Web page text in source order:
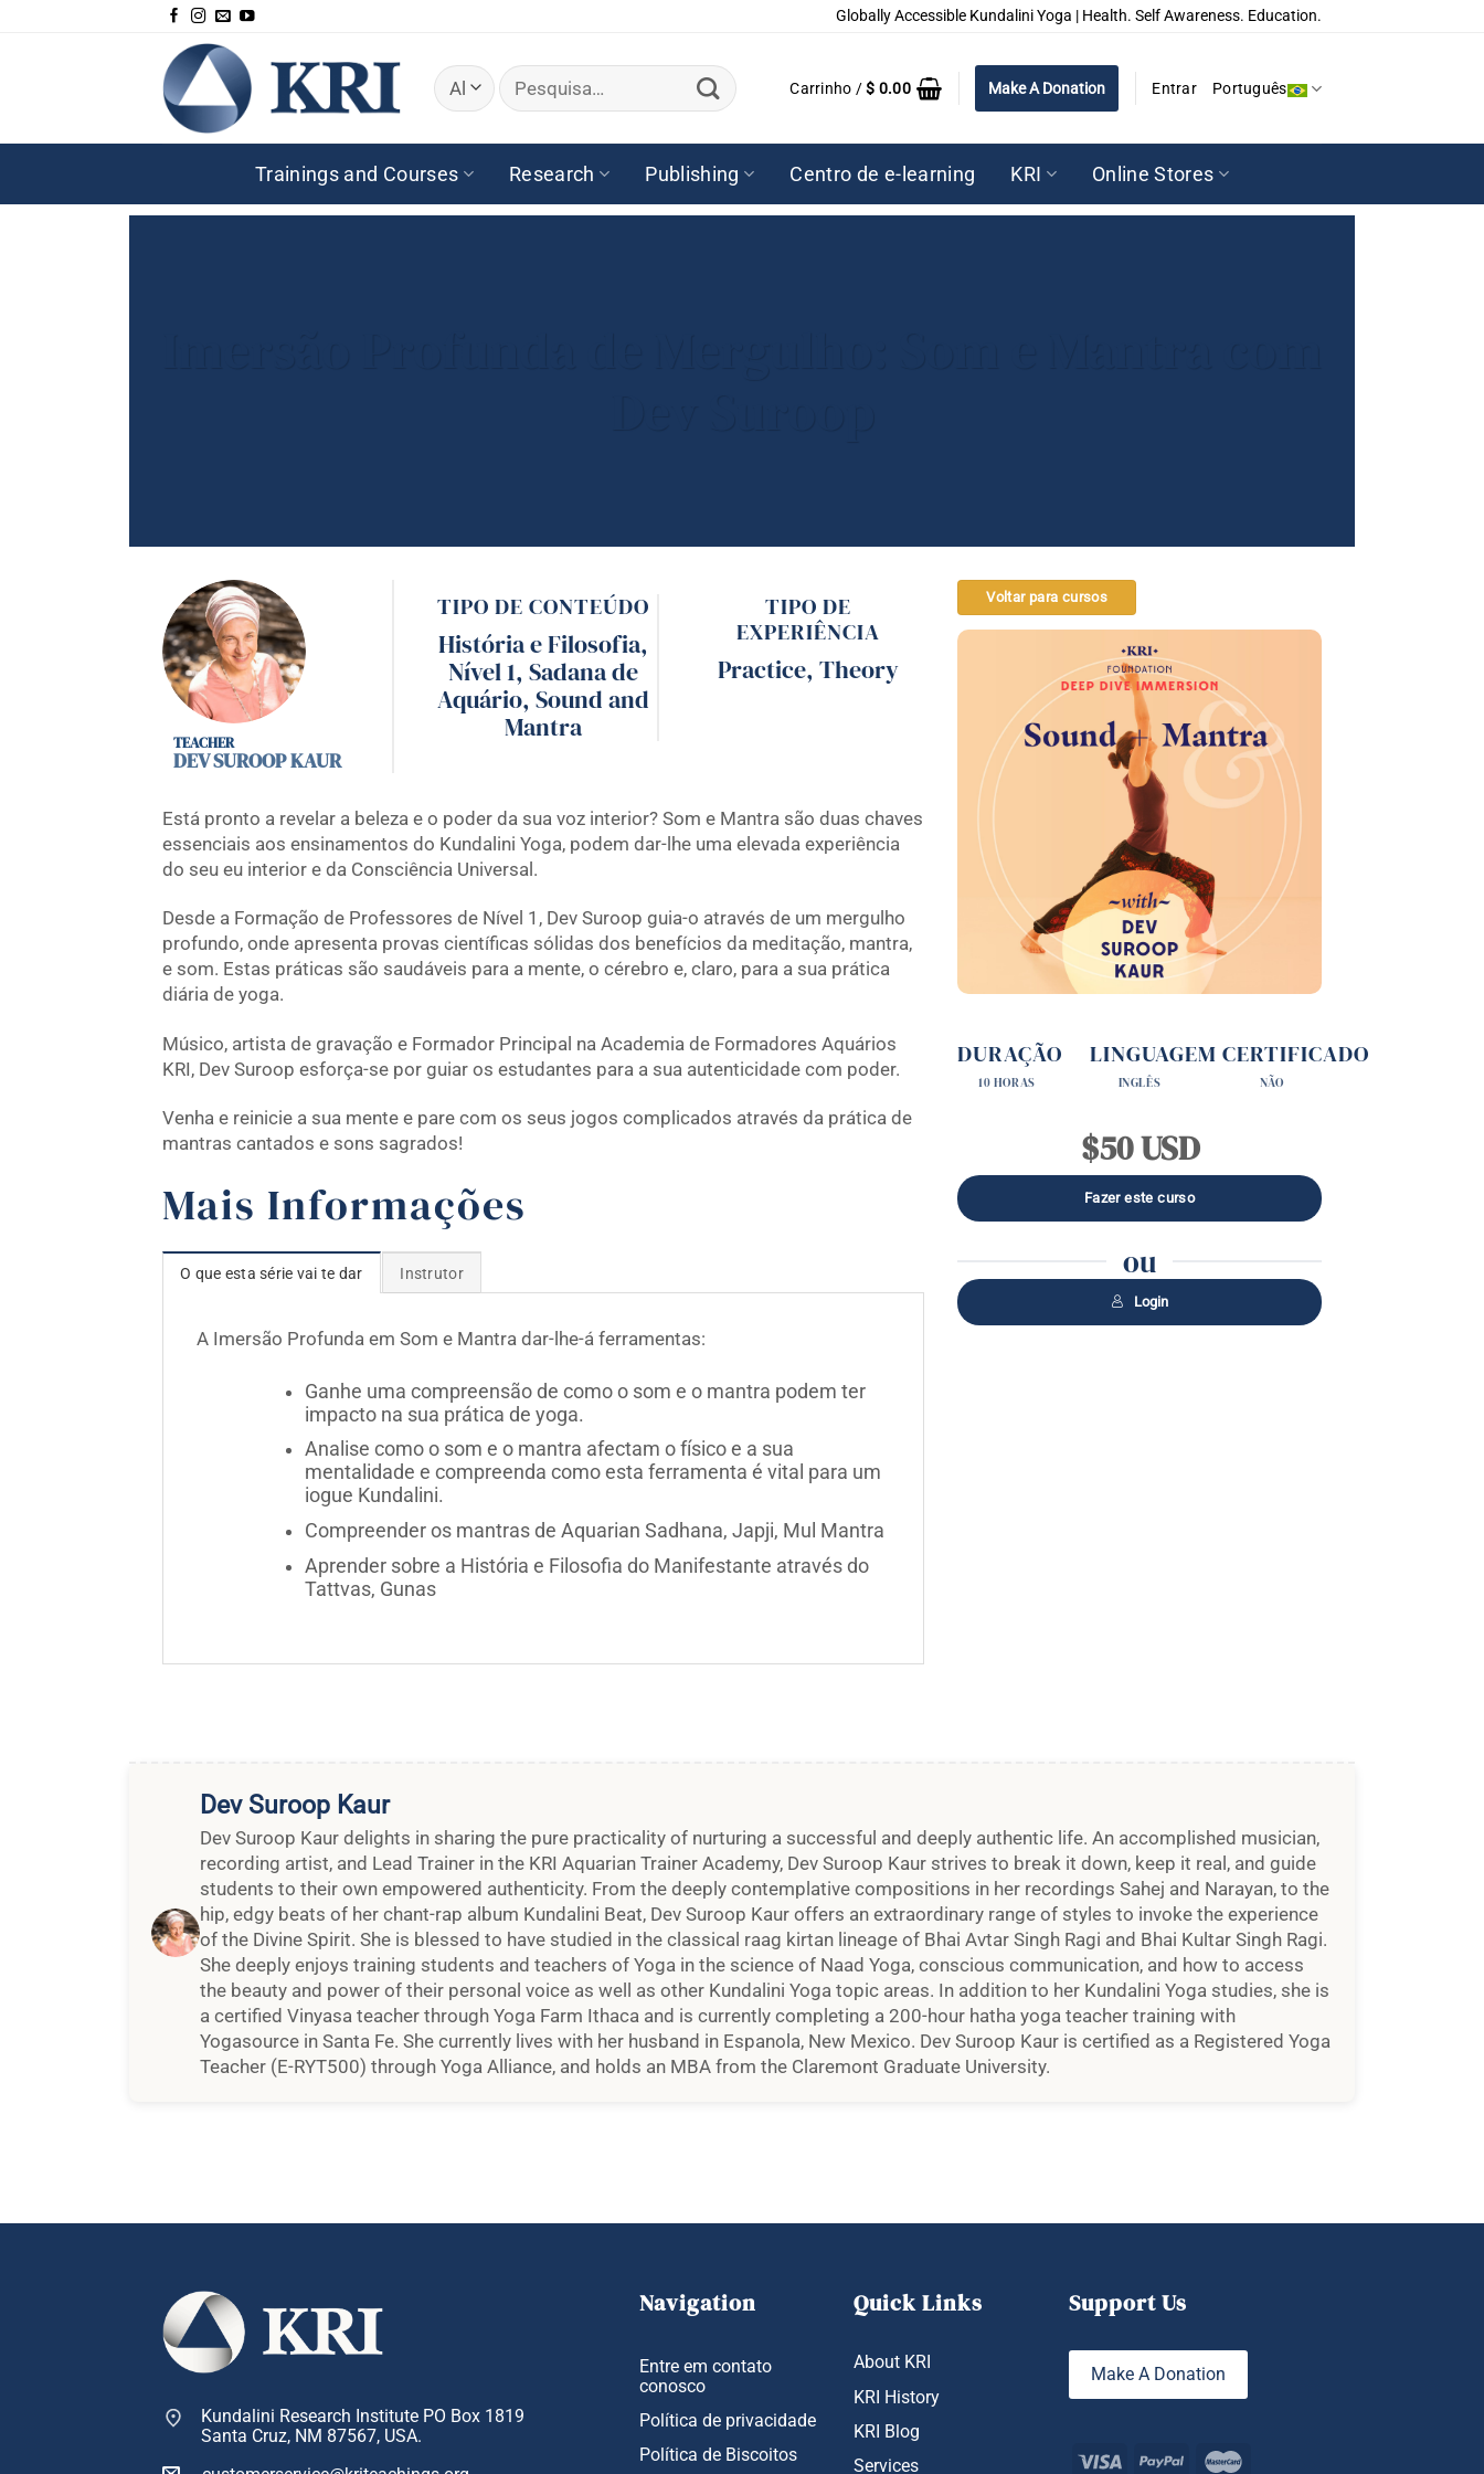
Globally Accessible Kundalini Yoga | Health. Self Awareness. Education.
Pesquisar
por:
Carrinho /$ 0.00 Make A Donation Entrar Português
Trainings and Courses Research Publishing Centro de e-learning KRI Online Stores
DEV SUROOP KAUR
TIPO DE CONTEÚDO
História e Filosofia,
Nível 1, Sadana de
Aquário, Sound and
Mantra
TIPO DE
EXPERIÊNCIA
Practice, Theory
Está pronto a revelar a beleza e o poder da sua voz interior? Som e Mantra são duas chaves
essenciais aos ensinamentos do Kundalini Yoga, podem dar-lhe uma elevada experiência
do seu eu interior e da Consciência Universal.
Desde a Formação de Professores de Nível 1, Dev Suroop guia-o através de um mergulho
profundo, onde apresenta provas científicas sólidas dos benefícios da meditação, mantra,
e som. Estas práticas são saudáveis para a mente, o cérebro e, claro, para a sua prática
diária de yoga.
Músico, artista de gravação e Formador Principal na Academia de Formadores Aquários
KRI, Dev Suroop esforça-se por guiar os estudantes para a sua autenticidade com poder.
Venha e reinicie a sua mente e pare com os seus jogos complicados através da prática de
mantras cantados e sons sagrados!
Mais Informações
O que esta série vai te dar Instrutor
A Imersão Profunda em Som e Mantra dar-lhe-á ferramentas:
Ganhe uma compreensão de como o som e o mantra podem ter
impacto na sua prática de yoga.
Analise como o som e o mantra afectam o físico e a sua
mentalidade e compreenda como esta ferramenta é vital para um
iogue Kundalini.
Compreender os mantras de Aquarian Sadhana, Japji, Mul Mantra
Aprender sobre a História e Filosofia do Manifestante através do
Tattvas, Gunas
Voltar para cursos
DURAÇÃO
10 HORAS
LINGUAGEM
INGLÊS
CERTIFICADO
NÃO
$50 USD
ou
Login
Dev Suroop Kaur
Dev Suroop Kaur delights in sharing the pure practicality of nurturing a successful and deeply authentic life. An accomplished musician,
recording artist, and Lead Trainer in the KRI Aquarian Trainer Academy, Dev Suroop Kaur strives to break it down, keep it real, and guide
students to their own empowered authenticity. From the deeply contemplative compositions in her recordings Sahej and Narayan, to the
hip, edgy beats of her chant-rap album Kundalini Beat, Dev Suroop Kaur offers an extraordinary range of styles to invoke the experience
of the Divine Spirit. She is blessed to have studied in the classical raag kirtan lineage of Bhai Avtar Singh Ragi and Bhai Kultar Singh Ragi.
She deeply enjoys training students and teachers of Yoga in the science of Naad Yoga, conscious communication, and how to access
the beauty and power of their personal voice as well as other Kundalini Yoga topic areas. In addition to her Kundalini Yoga studies, she is
a certified Vinyasa teacher through Yoga Farm Ithaca and is currently completing a 200-hour hatha yoga teacher training with
Yogasource in Santa Fe. She currently lives with her husband in Espanola, New Mexico. Dev Suroop Kaur is certified as a Registered Yoga
Teacher (E-RYT500) through Yoga Alliance, and holds an MBA from the Claremont Graduate University.
Kundalini Research Institute PO Box 1819
Santa Cruz, NM 87567, USA.
Navigation
Entre em contato
conosco
Política de privacidade
Política de Biscoitos
Quick Links
About KRI
KRI History
KRI Blog
Services
Support Us
Make A Donation